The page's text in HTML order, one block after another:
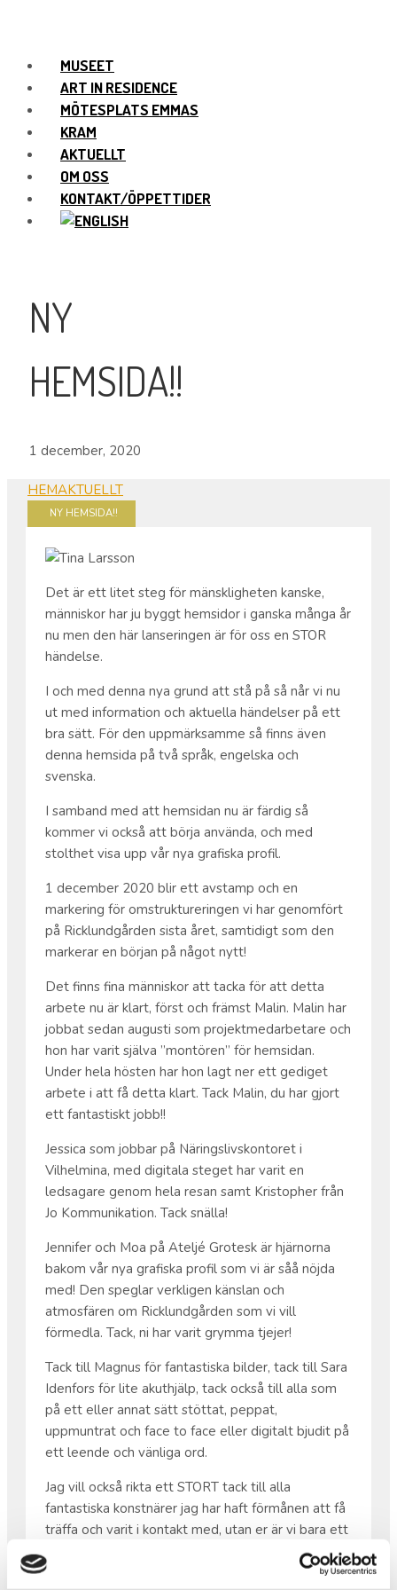
MUSEET
ART IN RESIDENCE
MÖTESPLATS EMMAS
KRAM
AKTUELLT
OM OSS
KONTAKT/ÖPPETTIDER
NY
HEMSIDA!!
1 december, 2020
HEMAKTUELLT
NY HEMSIDA!!
Det är ett litet steg för mänskligheten kanske,
människor har ju byggt hemsidor i ganska många år
nu men den här lanseringen är för oss en STOR
händelse.
I och med denna nya grund att stå på så når vi nu
ut med information och aktuella händelser på ett
bra sätt. För den uppmärksamme så finns även
denna hemsida på två språk, engelska och
svenska.
I samband med att hemsidan nu är färdig så
kommer vi också att börja använda, och med
stolthet visa upp vår nya grafiska profil.
1 december 2020 blir ett avstamp och en
markering för omstruktureringen vi har genomfört
på Ricklundgården sista året, samtidigt som den
markerar en början på något nytt!
Det finns fina människor att tacka för att detta
arbete nu är klart, först och främst Malin. Malin har
jobbat sedan augusti som projektmedarbetare och
hon har varit själva ”montören” för hemsidan.
Under hela hösten har hon lagt ner ett gediget
arbete i att få detta klart. Tack Malin, du har gjort
ett fantastiskt jobb!!
Jessica som jobbar på Näringslivskontoret i
Vilhelmina, med digitala steget har varit en
ledsagare genom hela resan samt Kristopher från
Jo Kommunikation. Tack snälla!
Jennifer och Moa på Ateljé Grotesk är hjärnorna
bakom vår nya grafiska profil som vi är såå nöjda
med! Den speglar verkligen känslan och
atmosfären om Ricklundgården som vi vill
förmedla. Tack, ni har varit grymma tjejer!
Tack till Magnus för fantastiska bilder, tack till Sara
Idenfors för lite akuthjälp, tack också till alla som
på ett eller annat sätt stöttat, peppat,
uppmuntrat och face to face eller digitalt bjudit på
ett leende och vänliga ord.
Jag vill också rikta ett STORT tack till alla
fantastiska konstnärer jag har haft förmånen att få
träffa och varit i kontakt med, utan er är vi bara ett
mycket vackert hus på en mycket vacker plats.
Med framtidstro och kärlek /